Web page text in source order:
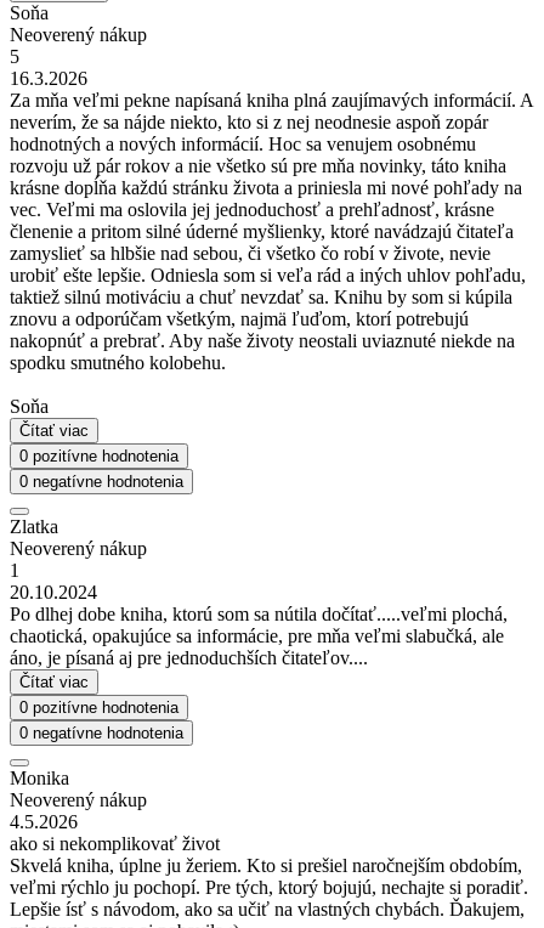
Soňa
Neoverený nákup
5
16.3.2026
Za mňa veľmi pekne napísaná kniha plná zaujímavých informácií. A
neverím, že sa nájde niekto, kto si z nej neodnesie aspoň zopár
hodnotných a nových informácií. Hoc sa venujem osobnému
rozvoju už pár rokov a nie všetko sú pre mňa novinky, táto kniha
krásne dopĺňa každú stránku života a priniesla mi nové pohľady na
vec. Veľmi ma oslovila jej jednoduchosť a prehľadnosť, krásne
členenie a pritom silné úderné myšlienky, ktoré navádzajú čitateľa
zamyslieť sa hlbšie nad sebou, či všetko čo robí v živote, nevie
urobiť ešte lepšie. Odniesla som si veľa rád a iných uhlov pohľadu,
taktiež silnú motiváciu a chuť nevzdať sa. Knihu by som si kúpila
znovu a odporúčam všetkým, najmä ľuďom, ktorí potrebujú
nakopnúť a prebrať. Aby naše životy neostali uviaznuté niekde na
spodku smutného kolobehu.
Soňa
Čítať viac
0 pozitívne hodnotenia
0 negatívne hodnotenia
Zlatka
Neoverený nákup
1
20.10.2024
Po dlhej dobe kniha, ktorú som sa nútila dočítať.....veľmi plochá,
chaotická, opakujúce sa informácie, pre mňa veľmi slabučká, ale
áno, je písaná aj pre jednoduchších čitateľov....
Čítať viac
0 pozitívne hodnotenia
0 negatívne hodnotenia
Monika
Neoverený nákup
4.5.2026
ako si nekomplikovať život
Skvelá kniha, úplne ju žeriem. Kto si prešiel naročnejším obdobím,
veľmi rýchlo ju pochopí. Pre tých, ktorý bojujú, nechajte si poradiť.
Lepšie ísť s návodom, ako sa učiť na vlastných chybách. Ďakujem,